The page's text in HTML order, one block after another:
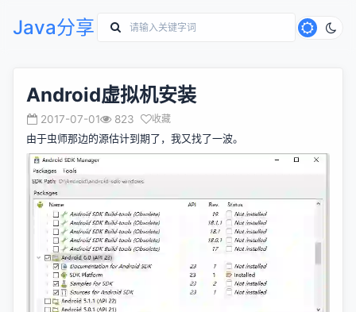
Java分享
Android虚拟机安装
2017-07-01 823 收藏
由于虫师那边的源估计到期了，我又找了一波。